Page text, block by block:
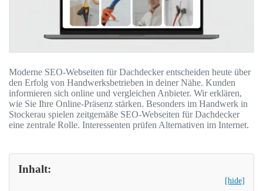
Moderne SEO-Webseiten für Dachdecker entscheiden heute über
den Erfolg von Handwerksbetrieben in deiner Nähe. Kunden
informieren sich online und vergleichen Anbieter. Wir erklären,
wie Sie Ihre Online-Präsenz stärken. Besonders im Handwerk in
Stockerau spielen zeitgemäße SEO-Webseiten für Dachdecker
eine zentrale Rolle. Interessenten prüfen Alternativen im Internet.
Inhalt:
[hide]